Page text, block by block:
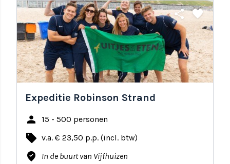
share favorite
Expeditie Robinson Strand
person 15 - 500 personen
local_offer v.a. € 23,50 p.p. (incl. btw)
where_to_vote In de buurt van Vijfhuizen